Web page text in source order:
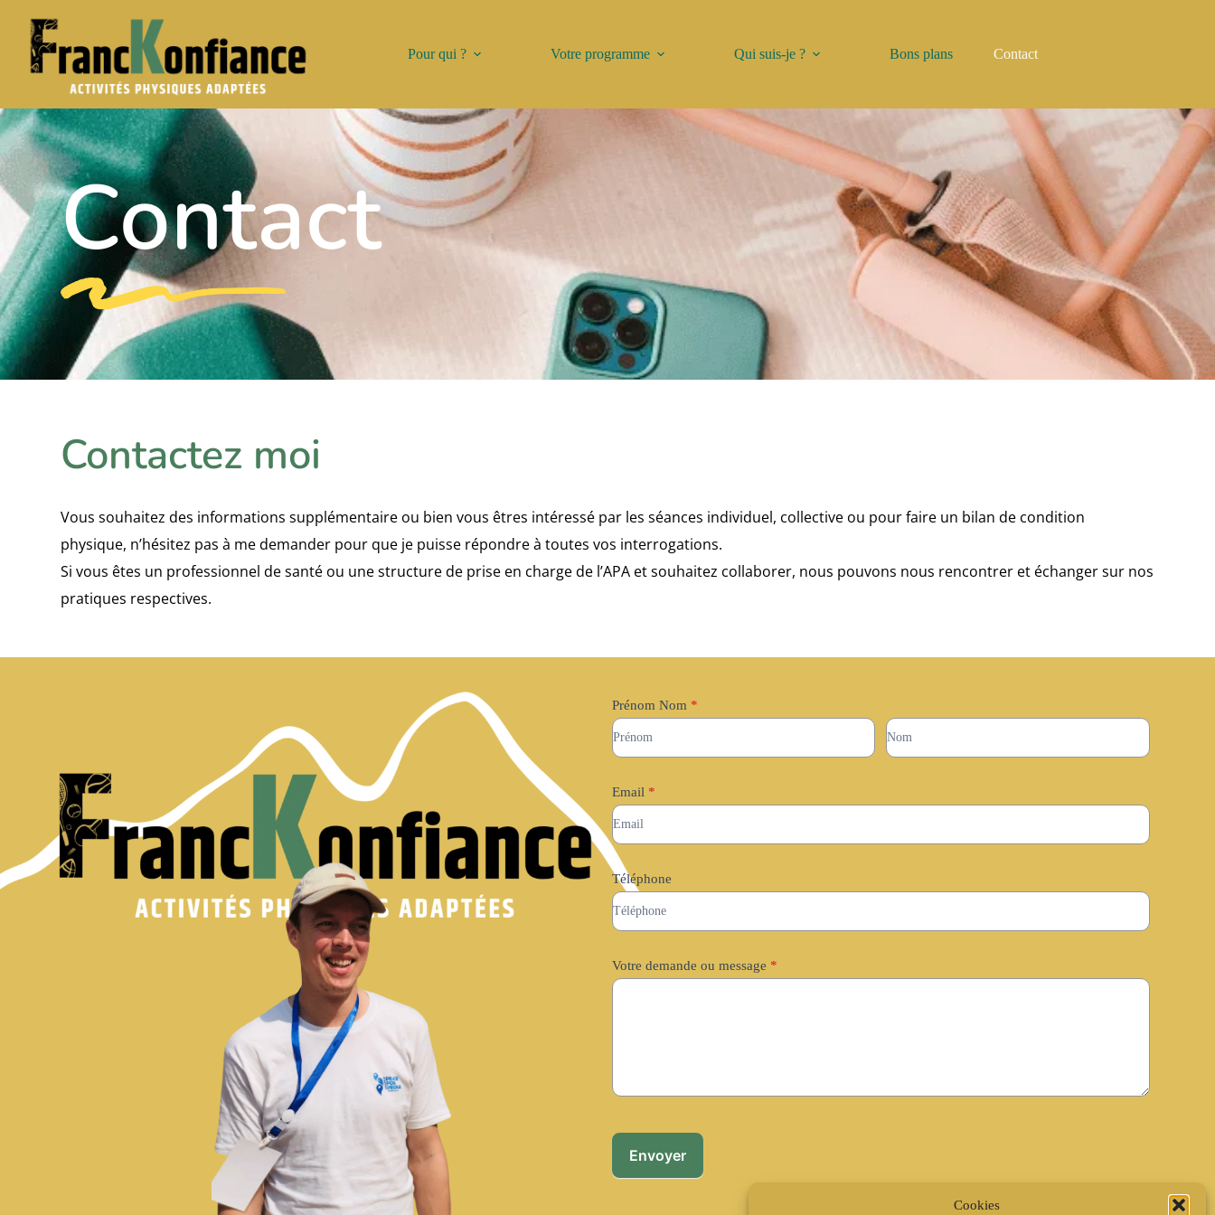
Cookies
Pour qui ? Votre programme Qui suis-je ? Bons plans Contact
Contact
Contactez moi
Vous souhaitez des informations supplémentaire ou bien vous êtres intéressé par les séances individuel, collective ou pour faire un bilan de condition
physique, n’hésitez pas à me demander pour que je puisse répondre à toutes vos interrogations.
Si vous êtes un professionnel de santé ou une structure de prise en charge de l’APA et souhaitez collaborer, nous pouvons nous rencontrer et échanger sur nos
pratiques respectives.
Contact
Prénom Nom *
Prénom
Nom
Prénom
Nom
Email *
Téléphone
Votre demande ou message *
Envoyer